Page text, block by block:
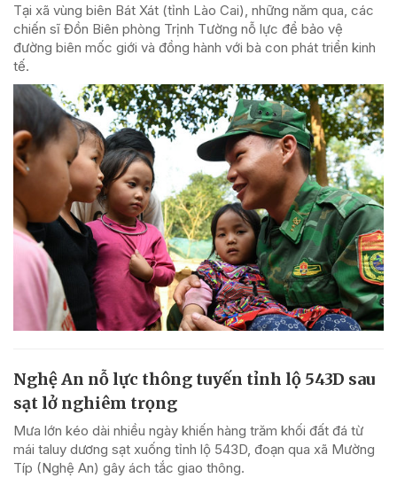
Tại xã vùng biên Bát Xát (tỉnh Lào Cai), những năm qua, các
chiến sĩ Đồn Biên phòng Trịnh Tường nỗ lực để bảo vệ
đường biên mốc giới và đồng hành với bà con phát triển kinh
tế.
Nghệ An nỗ lực thông tuyến tỉnh lộ 543D sau
sạt lở nghiêm trọng
Mưa lớn kéo dài nhiều ngày khiến hàng trăm khối đất đá từ
mái taluy dương sạt xuống tỉnh lộ 543D, đoạn qua xã Mường
Típ (Nghệ An) gây ách tắc giao thông.